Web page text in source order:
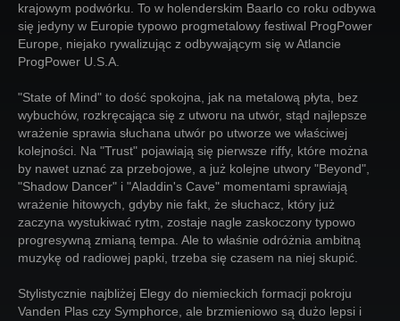
krajowym podwórku. To w holenderskim Baarlo co roku odbywa
się jedyny w Europie typowo progmetalowy festiwal ProgPower
Europe, niejako rywalizując z odbywającym się w Atlancie
ProgPower U.S.A.
"State of Mind" to dość spokojna, jak na metalową płyta, bez
wybuchów, rozkręcająca się z utworu na utwór, stąd najlepsze
wrażenie sprawia słuchana utwór po utworze we właściwej
kolejności. Na "Trust" pojawiają się pierwsze riffy, które można
by nawet uznać za przebojowe, a już kolejne utwory "Beyond",
"Shadow Dancer" i "Aladdin's Cave" momentami sprawiają
wrażenie hitowych, gdyby nie fakt, że słuchacz, który już
zaczyna wystukiwać rytm, zostaje nagle zaskoczony typowo
progresywną zmianą tempa. Ale to właśnie odróżnia ambitną
muzykę od radiowej papki, trzeba się czasem na niej skupić.
Stylistycznie najbliżej Elegy do niemieckich formacji pokroju
Vanden Plas czy Symphorce, ale brzmieniowo są dużo lepsi i